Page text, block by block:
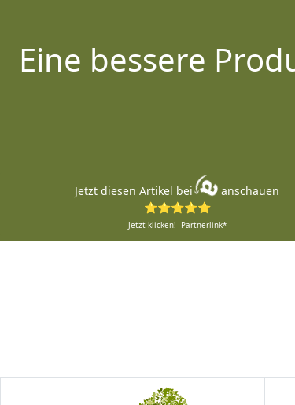
Eine bessere
Jetzt diesen Artikel bei
anschauen
⭐⭐⭐⭐⭐
Jetzt klicken!- Partnerlink*